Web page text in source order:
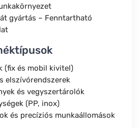
gyártás – Fenntartható
(fix és mobil kivitel)
elszívórendszerek
és vegyszertárolók
(PP, inox)
és precíziós munkaállomások